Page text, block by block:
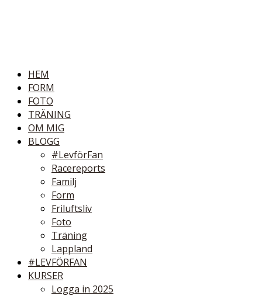
HEM
FORM
FOTO
TRÄNING
OM MIG
BLOGG
#LevförFan
Racereports
Familj
Form
Friluftsliv
Foto
Träning
Lappland
#LEVFÖRFAN
KURSER
Logga in 2025